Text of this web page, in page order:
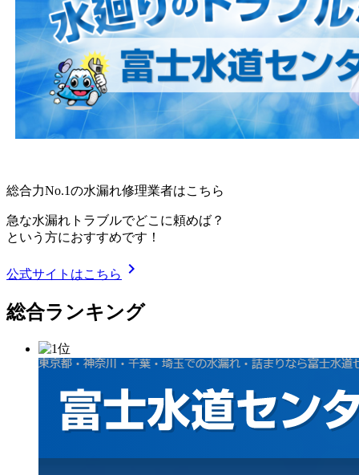
総合力No.1の水漏れ修理業者はこちら
急な水漏れトラブルでどこに頼めば？
という方におすすめです！
公式サイトはこちら chevron_right
総合ランキング